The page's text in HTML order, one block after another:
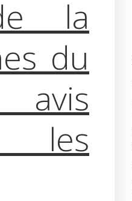
la
du
avis
les